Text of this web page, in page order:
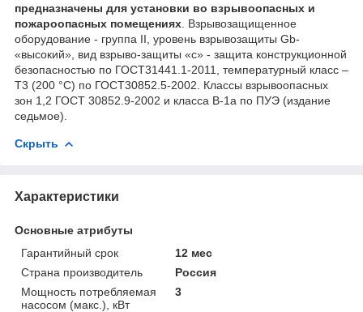
предназначены для установки во взрывоопасных и
пожароопасных помещениях . Взрывозащищенное
оборудование - группа II, уровень взрывозащиты Gb-
«высокий», вид взрыво-защиты «с» - защита конструкционной
безопасностью по ГОСТ31441.1-2011, температурный класс –
Т3 (200 °С) по ГОСТ30852.5-2002. Классы взрывоопасных
зон 1,2 ГОСТ 30852.9-2002 и класса В-1а по ПУЭ (издание
седьмое).
Скрыть
Характеристики
Основные атрибуты
Гарантийный срок
12 мес
Страна производитель
Россия
Мощность потребляемая
насосом (макс.), кВт
3